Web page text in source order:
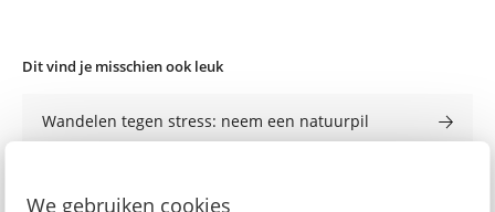
We gebruiken cookies
Dit vind je misschien ook leuk
Wandelen tegen stress: neem een natuurpil